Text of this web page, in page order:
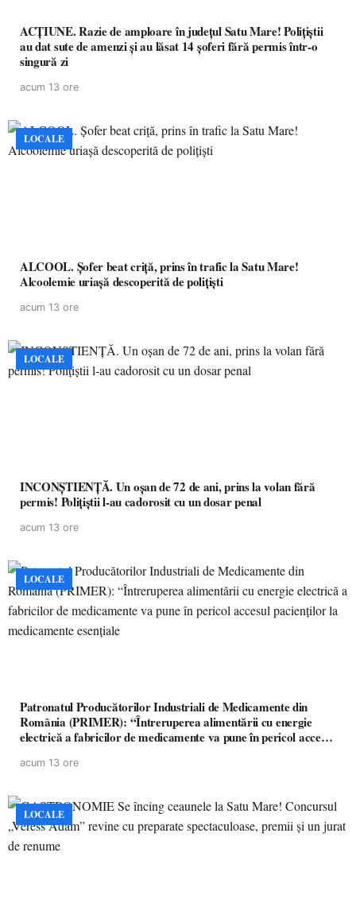
ACȚIUNE. Razie de amploare în județul Satu Mare! Polițiștii
au dat sute de amenzi și au lăsat 14 șoferi fără permis într-o
singură zi
acum 13 ore
LOCALE
ALCOOL. Șofer beat criță, prins în trafic la Satu Mare!
Alcoolemie uriașă descoperită de polițiști
acum 13 ore
LOCALE
INCONȘTIENȚĂ. Un oșan de 72 de ani, prins la volan fără
permis! Polițiștii l-au cadorosit cu un dosar penal
acum 13 ore
LOCALE
Patronatul Producătorilor Industriali de Medicamente din
România (PRIMER): “Întreruperea alimentării cu energie
electrică a fabricilor de medicamente va pune în pericol accesul
acum 13 ore
LOCALE